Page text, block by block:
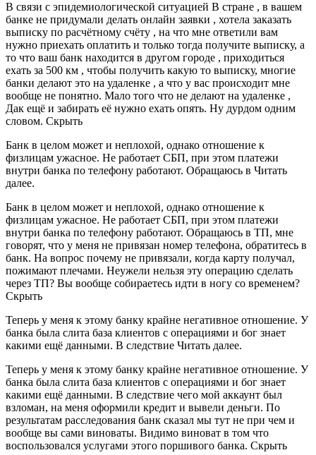
В связи с эпидемиологической ситуацией В стране , в вашем
банке не придумали делать онлайн заявки , хотела заказать
выписку по расчётному счёту , на что мне ответили вам
нужно приехать оплатить и только тогда получите выписку, а
то что ваш банк находится в другом городе , приходиться
ехать за 500 км , чтобы получить какую то выписку, многие
банки делают это на удаленке , а что у вас происходит мне
вообще не понятно. Мало того что не делают на удаленке ,
Дак ещё и забирать её нужно ехать опять. Ну дурдом одним
словом. Скрыть
Банк в целом может и неплохой, однако отношение к
физлицам ужасное. Не работает СБП, при этом платежи
внутри банка по телефону работают. Обращаюсь в Читать
далее.
Банк в целом может и неплохой, однако отношение к
физлицам ужасное. Не работает СБП, при этом платежи
внутри банка по телефону работают. Обращаюсь в ТП, мне
говорят, что у меня не привязан номер телефона, обратитесь в
банк. На вопрос почему не привязали, когда карту получал,
пожимают плечами. Неужели нельзя эту операцию сделать
через ТП? Вы вообще собираетесь идти в ногу со временем?
Скрыть
Теперь у меня к этому банку крайне негативное отношение. У
банка была слита база клиентов с операциями и бог знает
какими ещё данными. В следствие Читать далее.
Теперь у меня к этому банку крайне негативное отношение. У
банка была слита база клиентов с операциями и бог знает
какими ещё данными. В следствие чего мой аккаунт был
взломан, на меня оформили кредит и вывели деньги. По
результатам расследования банк сказал мы тут не при чем и
вообще вы сами виноваты. Видимо виноват в том что
воспользовался услугами этого поршивого банка. Скрыть